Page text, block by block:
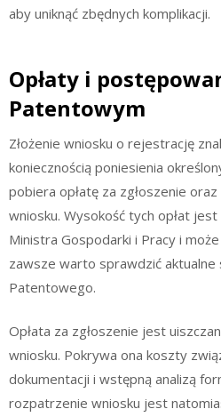
aby uniknąć zbędnych komplikacji.
Opłaty i
Patentowym
Złożenie wniosku o rejestrację
koniecznością poniesienia
pobiera opłatę za zgłoszenie
wniosku. Wysokość tych opłat
Ministra Gospodarki i Pracy i
zawsze warto sprawdzić
Patentowego.
Opłata za zgłoszenie jest
wniosku. Pokrywa ona koszty
dokumentacji i wstępną analizą
rozpatrzenie wniosku jest